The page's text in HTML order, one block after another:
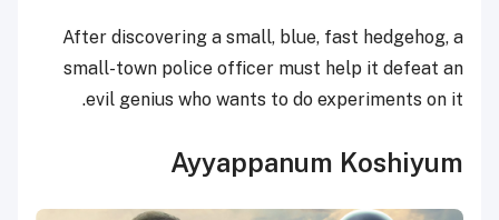
After discovering a small, blue, fast hedgehog, a
small-town police officer must help it defeat an
evil genius who wants to do experiments on it.
Ayyappanum Koshiyum